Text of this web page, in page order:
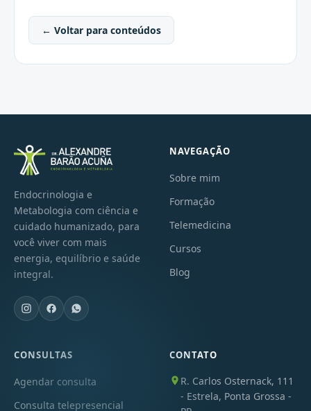
← Voltar para conteúdos
Endocrinologia e
Metabologia com ciência e
cuidado humanizado, para
você viver com mais
energia, equilíbrio e saúde
integral.
NAVEGAÇÃO
Sobre mim
Formação
Telemedicina
Cursos
Blog
CONSULTAS
Agendar consulta
Consulta telepresencial
CONTATO
R. Carlos Osternack, 111
- Estrela, Ponta Grossa -